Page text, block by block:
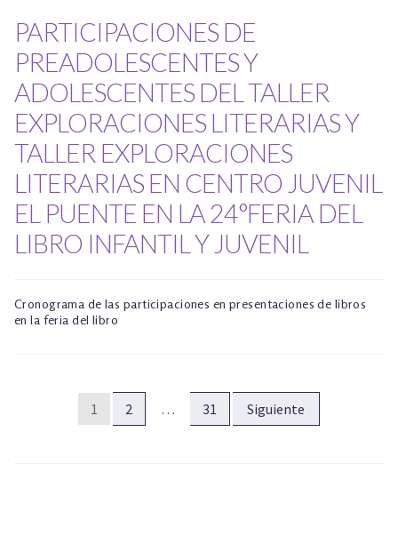
PARTICIPACIONES DE
PREADOLESCENTES Y
ADOLESCENTES DEL TALLER
EXPLORACIONES LITERARIAS Y
TALLER EXPLORACIONES
LITERARIAS EN CENTRO JUVENIL
EL PUENTE EN LA 24°FERIA DEL
LIBRO INFANTIL Y JUVENIL
Cronograma de las participaciones en presentaciones de libros
en la feria del libro
PAGINACIÓN
1 2 … 31 Siguiente